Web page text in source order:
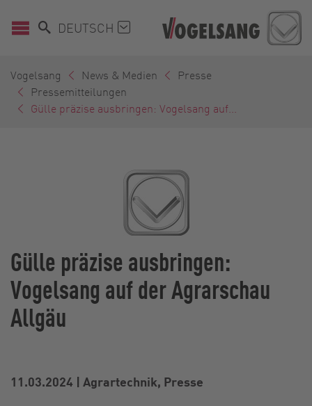
DEUTSCH
Vogelsang News & Medien
Presse
Pressemitteilungen
Gülle präzise ausbringen: Vogelsang auf...
Gülle präzise ausbringen:
Vogelsang auf der Agrarschau
Allgäu
11.03.2024 | Agrartechnik, Presse